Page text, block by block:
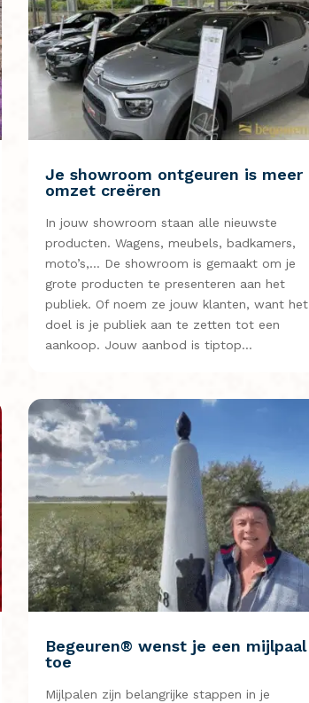
Je showroom ontgeuren is meer
omzet creëren
In jouw showroom staan alle nieuwste
producten. Wagens, meubels, badkamers,
moto’s,… De showroom is gemaakt om je
grote producten te presenteren aan het
publiek. Of noem ze jouw klanten, want het
doel is je publiek aan te zetten tot een
aankoop. Jouw aanbod is tiptop…
Begeuren® wenst je een mijlpaal
toe
Mijlpalen zijn belangrijke stappen in je